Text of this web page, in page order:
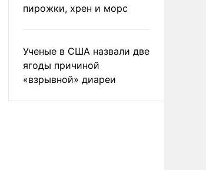
пирожки, хрен и морс
Ученые в США назвали две
ягоды причиной
«взрывной» диареи